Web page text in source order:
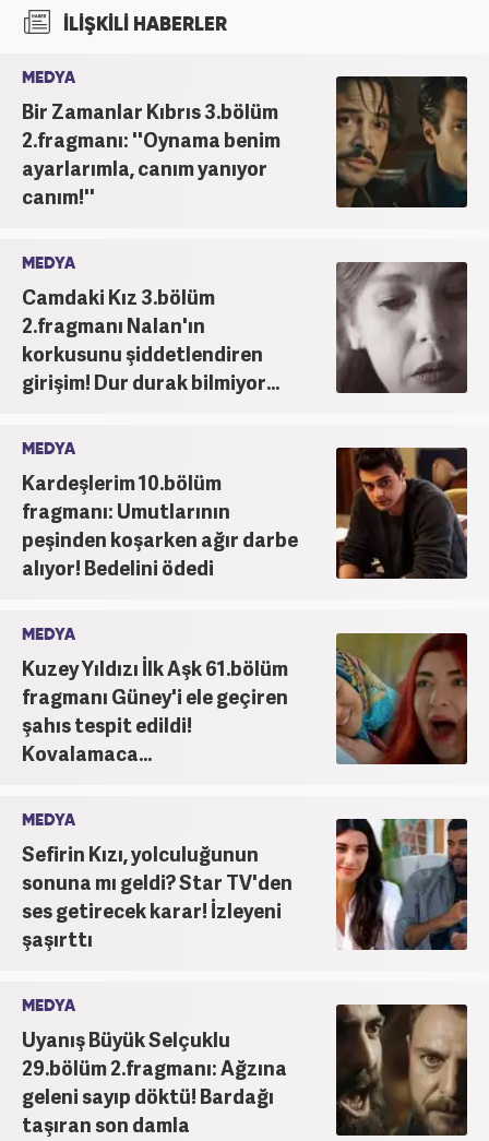
İLİŞKİLİ HABERLER
MEDYA
Bir Zamanlar Kıbrıs 3.bölüm
2.fragmanı: ''Oynama benim
ayarlarımla, canım yanıyor
canım!''
MEDYA
Camdaki Kız 3.bölüm
2.fragmanı Nalan'ın
korkusunu şiddetlendiren
girişim! Dur durak bilmiyor...
MEDYA
Kardeşlerim 10.bölüm
fragmanı: Umutlarının
peşinden koşarken ağır darbe
alıyor! Bedelini ödedi
MEDYA
Kuzey Yıldızı İlk Aşk 61.bölüm
fragmanı Güney'i ele geçiren
şahıs tespit edildi!
Kovalamaca...
MEDYA
Sefirin Kızı, yolculuğunun
sonuna mı geldi? Star TV'den
ses getirecek karar! İzleyeni
şaşırttı
MEDYA
Uyanış Büyük Selçuklu
29.bölüm 2.fragmanı: Ağzına
geleni sayıp döktü! Bardağı
taşıran son damla